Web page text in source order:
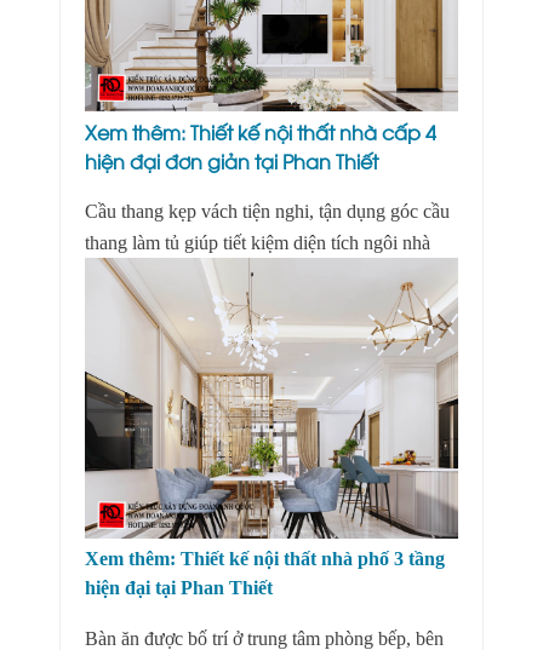
Xem thêm:Thiết kế nội thất nhà cấp 4
hiện đại đơn giản tại Phan Thiết
Cầu thang kẹp vách tiện nghi, tận dụng góc cầu
thang làm tủ giúp tiết kiệm diện tích ngôi nhà
Xem thêm: Thiết kế nội thất nhà phố 3 tầng
hiện đại tại Phan Thiết
Bàn ăn được bố trí ở trung tâm phòng bếp, bên